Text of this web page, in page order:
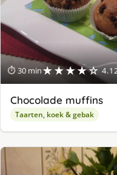
⏱ 30 min★★★★☆
Chocolade muffins
Taarten, koek & gebak